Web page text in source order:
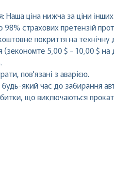
Наша ціна нижча за ціни інших.
страхових претензій
покриття на технічну
(зекономте 5,00 $ - 10,00 $ на
пов'язані з аварією.
який час до забирання
що виключаються